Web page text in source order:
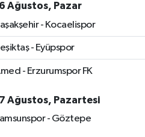
Ağustos, Pazar
- Kocaelispor
- Eyüpspor
- Erzurumspor FK
Ağustos, Pazartesi
- Göztepe